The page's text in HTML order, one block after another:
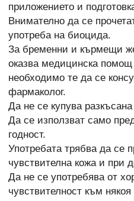
приложението и
Внимателно да се
употреба на биоцида.
За бременни и кърмещи
оказва медицинска
необходимо те да се
фармаколог.
Да не се купува разкъсана
Да се използват само
годност.
Употребата трябва да се
чувствителна кожа и при
Да не се употребява от
чувствителност към